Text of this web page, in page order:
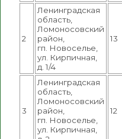
2
Ленинградская
область,
Ломоносовский
район,
гп. Новоселье,
ул. Кирпичная,
д. 1/4
13
3
Ленинградская
область,
Ломоносовский
район,
гп. Новоселье,
ул. Кирпичная,
12